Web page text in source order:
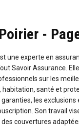
-
une experte en
Savoir Assurance.
sur les
habitation, santé et
les exclusions
Son travail
des couvertures